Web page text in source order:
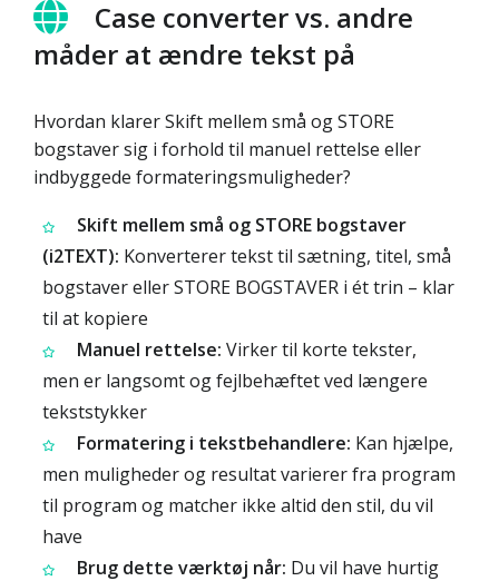
Case converter vs. andre
måder at ændre tekst på
Hvordan klarer Skift mellem små og STORE
bogstaver sig i forhold til manuel rettelse eller
indbyggede formateringsmuligheder?
Skift mellem små og STORE bogstaver
(i2TEXT): Konverterer tekst til sætning, titel, små
bogstaver eller STORE BOGSTAVER i ét trin – klar
til at kopiere
Manuel rettelse: Virker til korte tekster,
men er langsomt og fejlbehæftet ved længere
tekststykker
Formatering i tekstbehandlere: Kan hjælpe,
men muligheder og resultat varierer fra program
til program og matcher ikke altid den stil, du vil
have
Brug dette værktøj når: Du vil have hurtig